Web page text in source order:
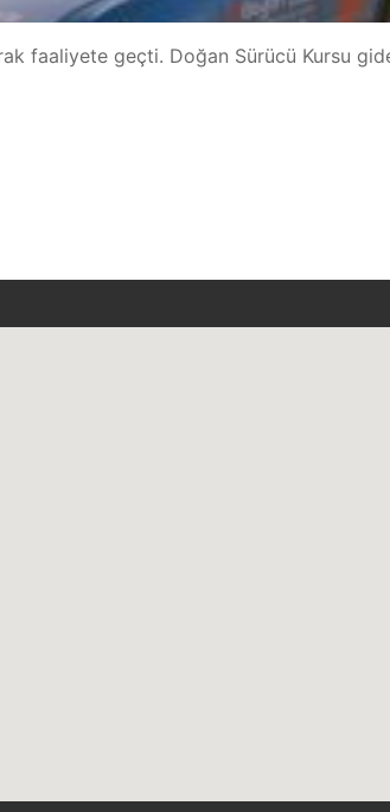
faaliyete geçti. Doğan Sürücü Kursu